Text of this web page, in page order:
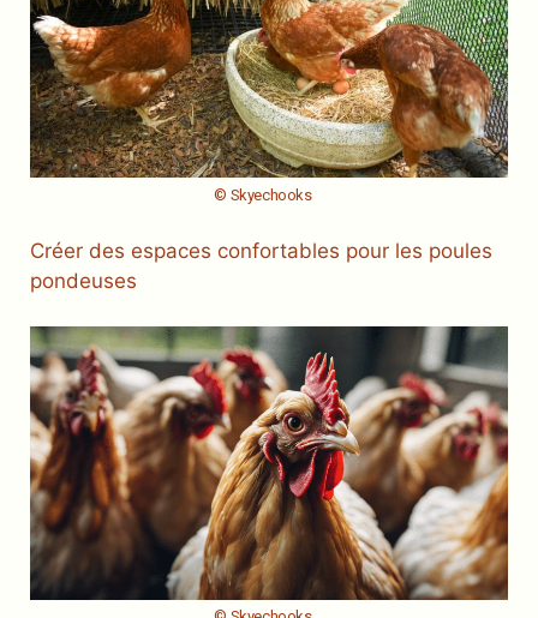
© Skyechooks
Créer des espaces confortables pour les poules
pondeuses